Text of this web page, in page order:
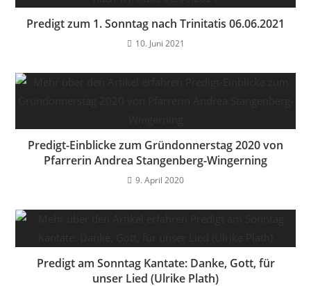
Predigt zum 1. Sonntag nach Trinitatis 06.06.2021
10. Juni 2021
Predigt-Einblicke zum Gründonnerstag 2020 von
Pfarrerin Andrea Stangenberg-Wingerning
9. April 2020
Predigt am Sonntag Kantate: Danke, Gott, für
unser Lied (Ulrike Plath)